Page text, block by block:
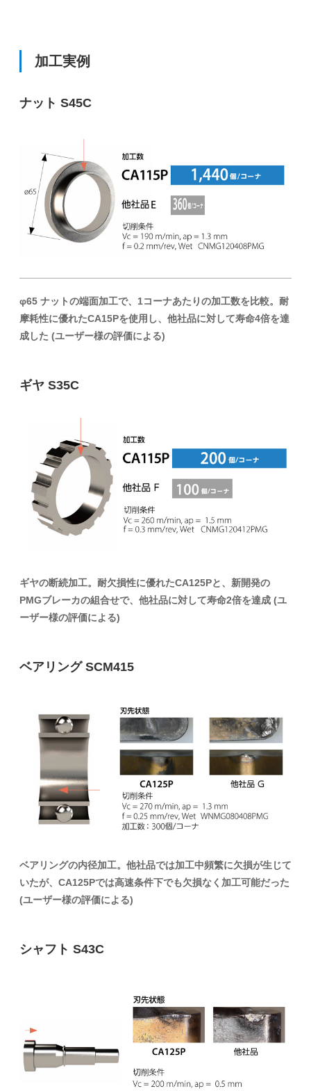
加工実例
ナット S45C
φ65 ナットの端面加工で、1コーナあたりの加工数を比較。耐
摩耗性に優れたCA15Pを使用し、他社品に対して寿命4倍を達
成した (ユーザー様の評価による)
ギヤ S35C
ギヤの断続加工。耐欠損性に優れたCA125Pと、新開発の
PMGブレーカの組合せで、他社品に対して寿命2倍を達成 (ユ
ーザー様の評価による)
ベアリング SCM415
ベアリングの内径加工。他社品では加工中頻繁に欠損が生じて
いたが、CA125Pでは高速条件下でも欠損なく加工可能だった
(ユーザー様の評価による)
シャフト S43C